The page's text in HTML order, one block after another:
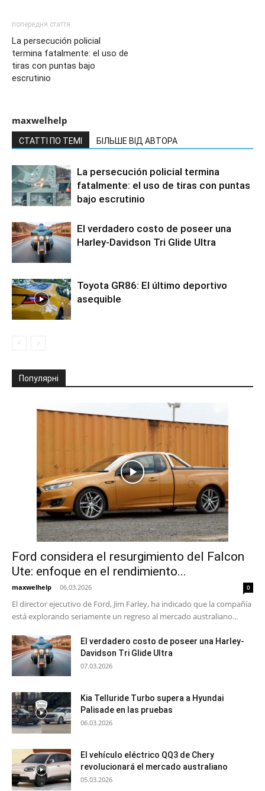
попередня стаття
La persecución policial
termina fatalmente: el uso de
tiras con puntas bajo
escrutinio
maxwelhelp
СТАТТІ ПО ТЕМІ БІЛЬШЕ ВІД АВТОРА
La persecución policial termina
fatalmente: el uso de tiras con puntas
bajo escrutinio
El verdadero costo de poseer una
Harley-Davidson Tri Glide Ultra
Toyota GR86: El último deportivo
asequible
Популярні
Ford considera el resurgimiento del Falcon
Ute: enfoque en el rendimiento...
maxwelhelp - 06.03.2026 0
El director ejecutivo de Ford, Jim Farley, ha indicado que la compañía
está explorando seriamente un regreso al mercado australiano...
El verdadero costo de poseer una Harley-
Davidson Tri Glide Ultra
07.03.2026
Kia Telluride Turbo supera a Hyundai
Palisade en las pruebas
06.03.2026
El vehículo eléctrico QQ3 de Chery
revolucionará el mercado australiano
05.03.2026